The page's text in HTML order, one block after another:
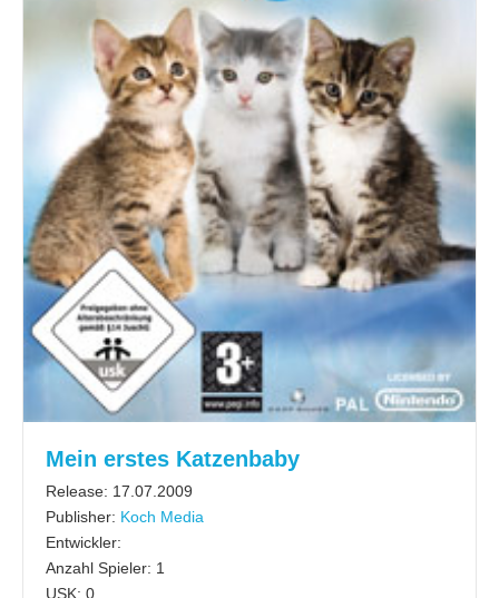
Mein erstes Katzenbaby
Release: 17.07.2009
Publisher: Koch Media
Entwickler:
Anzahl Spieler: 1
USK: 0